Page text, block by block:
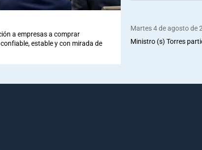
a empresas a comprar
estable y con mirada de
Martes 4 de agosto de
Ministro (s) Torres